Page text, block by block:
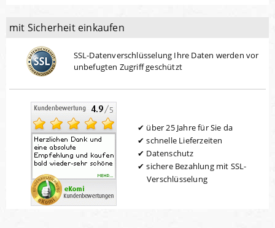
mit Sicherheit einkaufen
SSL-Datenverschlüsselung Ihre Daten werden vor
unbefugten Zugriff geschützt
über 25 Jahre für Sie da
schnelle Lieferzeiten
Datenschutz
sichere Bezahlung mit SSL-
Verschlüsselung